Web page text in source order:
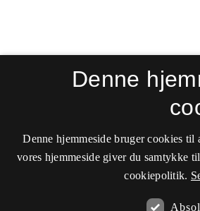
Denne
Denne hjemmeside bruger cookies
vores hjemmeside giver du samtykke
cookiepolitik.